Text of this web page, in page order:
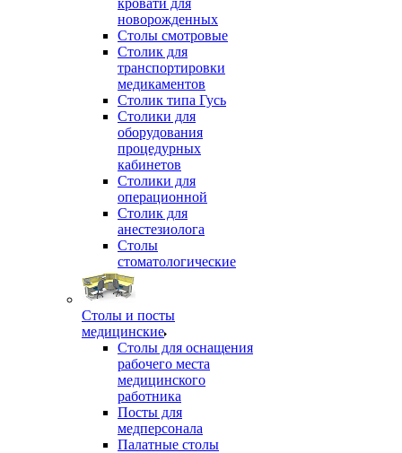
кровати для
новорожденных
Столы смотровые
Столик для
транспортировки
медикаментов
Столик типа Гусь
Столики для
оборудования
процедурных
кабинетов
Столики для
операционной
Столик для
анестезиолога
Столы
стоматологические
Столы и посты
медицинские
Столы для оснащения
рабочего места
медицинского
работника
Посты для
медперсонала
Палатные столы